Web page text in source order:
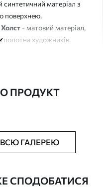
синтетичний матеріал з
поверхнею.
- матовий матеріал,
полотна художників.
лакове покриття.
ПРОДУКТ
ГАЛЕРЕЮ
СПОДОБАТИСЯ